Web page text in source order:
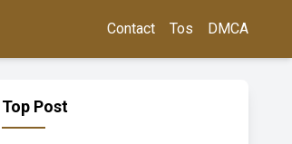
Contact Tos DMCA
Top Post